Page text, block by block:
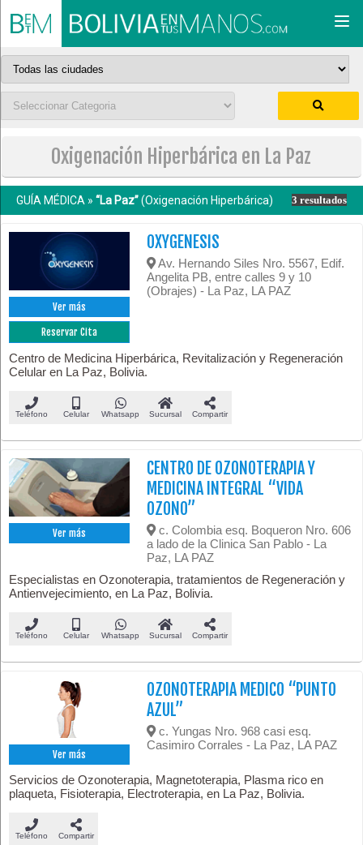
Oxigenación Hiperbárica en La Paz
GUÍA MÉDICA » “La Paz”(Oxigenación Hiperbárica) 3 resultados
Ver más
Reservar Cita
OXYGENESIS
Av. Hernando Siles Nro. 5567, Edif.
Angelita PB, entre calles 9 y 10
(Obrajes) - La Paz, LA PAZ
Centro de Medicina Hiperbárica, Revitalización y Regeneración
Celular en La Paz, Bolivia.
Teléfono Celular Whatsapp Sucursal Compartir
Ver más
CENTRO DE OZONOTERAPIA Y
MEDICINA INTEGRAL “VIDA
OZONO”
c. Colombia esq. Boqueron Nro. 606
a lado de la Clinica San Pablo - La
Paz, LA PAZ
Especialistas en Ozonoterapia, tratamientos de Regeneración y
Antienvejecimiento, en La Paz, Bolivia.
Teléfono Celular Whatsapp Sucursal Compartir
Ver más
OZONOTERAPIA MEDICO “PUNTO
AZUL”
c. Yungas Nro. 968 casi esq.
Casimiro Corrales - La Paz, LA PAZ
Servicios de Ozonoterapia, Magnetoterapia, Plasma rico en
plaqueta, Fisioterapia, Electroterapia, en La Paz, Bolivia.
Teléfono Compartir